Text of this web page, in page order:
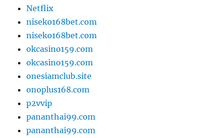
Netflix
niseko168bet.com
niseko168bet.com
okcasino159.com
okcasino159.com
onesiamclub.site
onoplus168.com
p2vvip
pananthai99.com
pananthai99.com